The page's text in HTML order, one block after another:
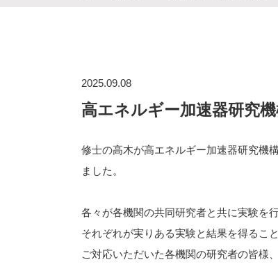
2025.09.08
高エネルギー加速器研究
修士の高木が高エネルギー加速器研究機
ました。
各々が各機関の共同研究者と共に実験を行
それぞれが実りある実験と結果を得るこ
ご対応いただいた各機関の研究者の皆様